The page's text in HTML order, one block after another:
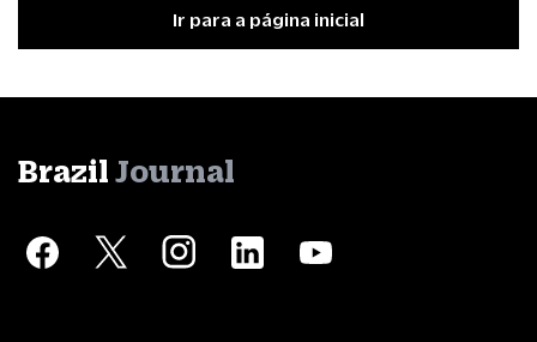
Ir para a página inicial
Brazil Journal